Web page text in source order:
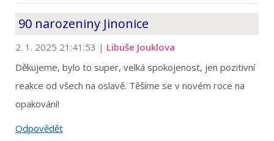
90 narozeniny Jinonice
2. 1. 2025 21:41:53 | Libuše Jouklova
Děkujeme, bylo to super, velká spokojenost, jen pozitivní
reakce od všech na oslavě. Těšíme se v novém roce na
opakování!
Odpovědět